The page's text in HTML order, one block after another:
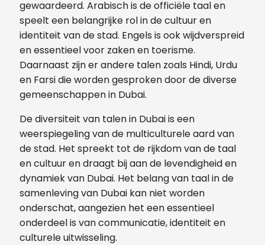
gewaardeerd. Arabisch is de officiële taal en
speelt een belangrijke rol in de cultuur en
identiteit van de stad. Engels is ook wijdverspreid
en essentieel voor zaken en toerisme.
Daarnaast zijn er andere talen zoals Hindi, Urdu
en Farsi die worden gesproken door de diverse
gemeenschappen in Dubai.
De diversiteit van talen in Dubai is een
weerspiegeling van de multiculturele aard van
de stad. Het spreekt tot de rijkdom van de taal
en cultuur en draagt bij aan de levendigheid en
dynamiek van Dubai. Het belang van taal in de
samenleving van Dubai kan niet worden
onderschat, aangezien het een essentieel
onderdeel is van communicatie, identiteit en
culturele uitwisseling.